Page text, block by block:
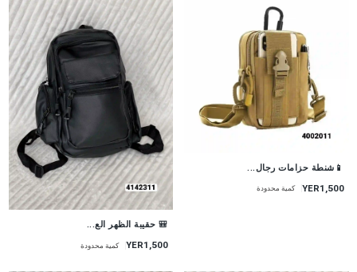
📱شنطة حزامات رجال...
YER1,500 كمية محدودة
🎒 حقيبة الظهر الع...
YER1,500 كمية محدودة